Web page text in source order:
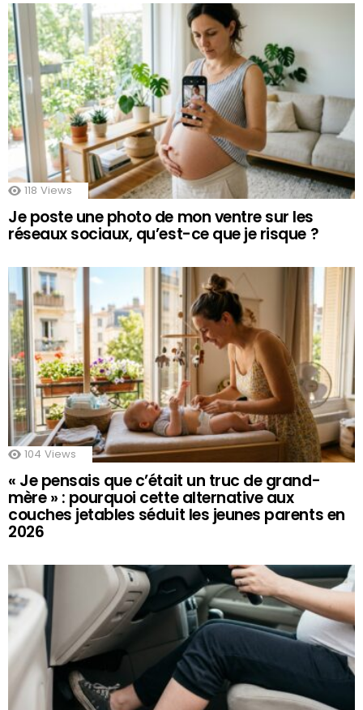
118 Views
Je poste une photo de mon ventre sur les
réseaux sociaux, qu’est-ce que je risque ?
104 Views
« Je pensais que c’était un truc de grand-
mère » : pourquoi cette alternative aux
couches jetables séduit les jeunes parents en
2026